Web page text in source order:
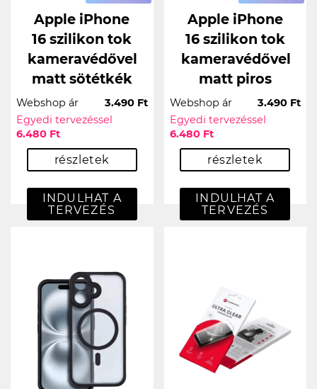
Apple iPhone
16 szilikon tok
kameravédővel
matt sötétkék
Webshop ár
3.490 Ft
Egyedi tervezéssel
6.480 Ft
részletek
INDULHAT A
TERVEZÉS
Apple iPhone
16 szilikon tok
kameravédővel
matt piros
Webshop ár
3.490 Ft
Egyedi tervezéssel
6.480 Ft
részletek
INDULHAT A
TERVEZÉS